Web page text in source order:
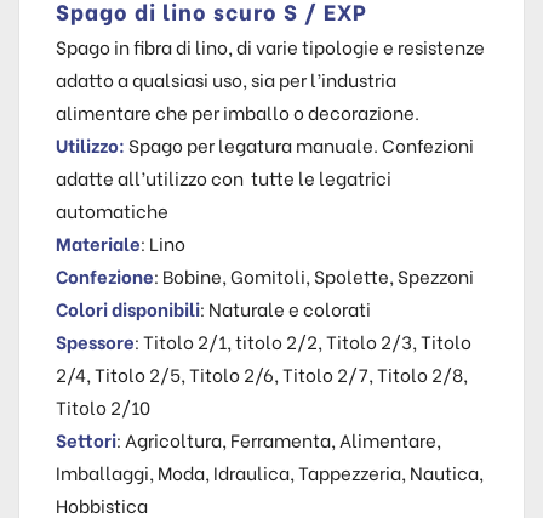
Spago di lino scuro S / EXP
Spago in fibra di lino, di varie tipologie e resistenze
adatto a qualsiasi uso, sia per l’industria
alimentare che per imballo o decorazione.
Utilizzo: Spago per legatura manuale. Confezioni
adatte all’utilizzo con tutte le legatrici
automatiche
Materiale: Lino
Confezione: Bobine, Gomitoli, Spolette, Spezzoni
Colori disponibili: Naturale e colorati
Spessore: Titolo 2/1, titolo 2/2, Titolo 2/3, Titolo
2/4, Titolo 2/5, Titolo 2/6, Titolo 2/7, Titolo 2/8,
Titolo 2/10
Settori: Agricoltura, Ferramenta, Alimentare,
Imballaggi, Moda, Idraulica, Tappezzeria, Nautica,
Hobbistica